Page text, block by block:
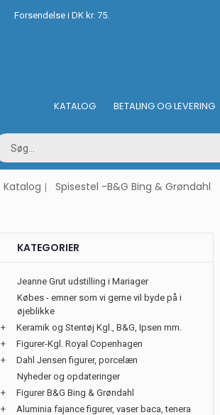
Forsendelse i DK kr. 75.
KATALOG BETALING OG LEVERING
Katalog Spisestel -B&G Bing & Grøndahl
KATEGORIER
Jeanne Grut udstilling i Mariager
Købes - emner som vi gerne vil byde på i
øjeblikke
+
Keramik og Stentøj Kgl., B&G, Ipsen mm.
+
Figurer-Kgl. Royal Copenhagen
+
Dahl Jensen figurer, porcelæn
Nyheder og opdateringer
+
Figurer B&G Bing & Grøndahl
+
Aluminia fajance figurer, vaser baca, tenera